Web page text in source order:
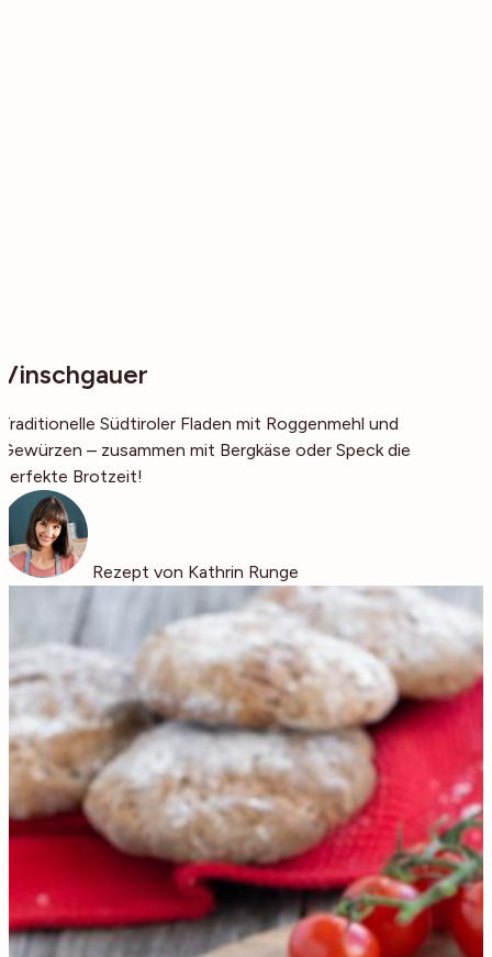
Vinschgauer
Traditionelle Südtiroler Fladen mit Roggenmehl und
Gewürzen – zusammen mit Bergkäse oder Speck die
perfekte Brotzeit!
Rezept von Kathrin Runge